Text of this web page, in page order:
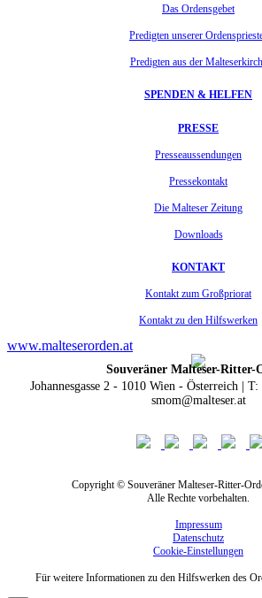
Das Ordensgebet
Predigten unserer
Predigten aus der
SPENDEN & HELFEN
PRESSE
Presseaussendungen
Pressekontakt
Die Malteser Zeitung
Downloads
KONTAKT
Kontakt zum Großpriorat
Kontakt zu den Hilfswerken
www.malteserorden.at
Souveräner Malteser-Ritter-
Johannesgasse 2 - 1010 Wien - Österreich |
smom@malteser.at
Copyright © Souveräner Malteser-Ritter-
Alle Rechte vorbehalten.
Impressum
Datenschutz
Cookie-Einstellungen
Für weitere Informationen zu den Hilfswerken des